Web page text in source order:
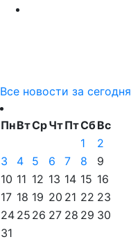
Все новости за сегодня
ПнВтСрЧтПтСбВс
1
2
3
4 5 6 7 8
9
10 11 12 13 14 15 16
17 18 19 20 21 22 23
24 25 26 27 28 29 30
31